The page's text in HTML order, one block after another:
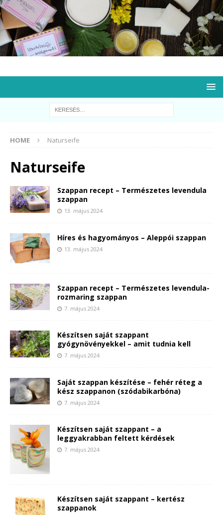
HOME Naturseife
Naturseife
Szappan recept – Természetes levendula
szappan
13. május 2024
Híres és hagyományos – Aleppói szappan
13. május 2024
Szappan recept – Természetes levendula-
rozmaring szappan
7. május 2024
Készítsen saját szappant
gyógynövényekkel – amit tudnia kell
7. május 2024
Saját szappan készítése – fehér réteg a
kész szappanon (szódabikarbóna)
7. május 2024
Készítsen saját szappant – a
leggyakrabban feltett kérdések
7. május 2024
Készítsen saját szappant – kertész
szappanok